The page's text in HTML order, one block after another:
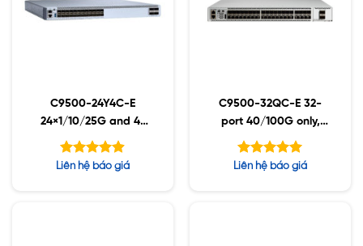
C9500-24Y4C-E
24×1/10/25G and 4-
port 40/100G,
Essential
Được xếp
Liên hệ báo giá
C9500-32QC-E 32-
port 40/100G only,
Essential
Được xếp
Liên hệ báo giá